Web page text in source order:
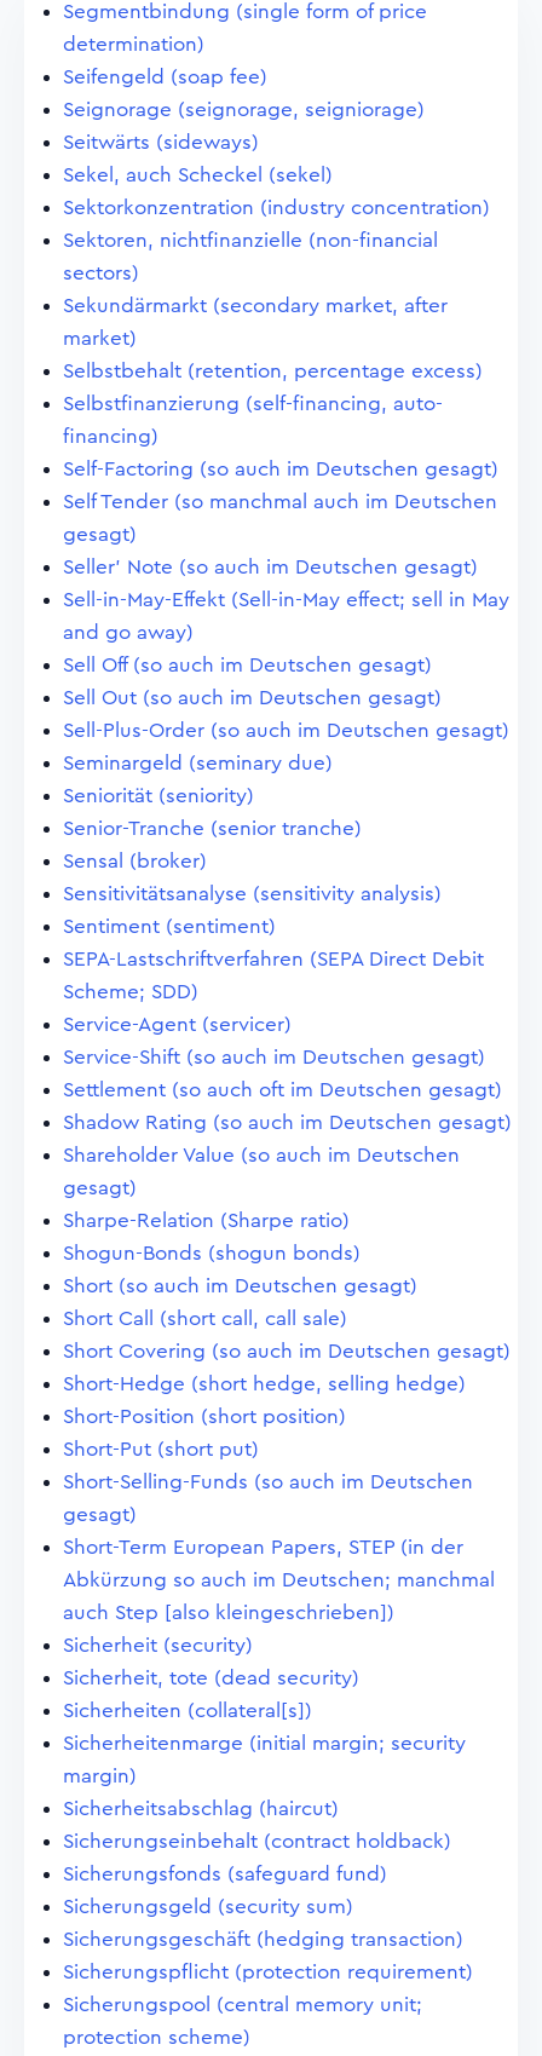
Segmentbindung (single form of price
determination)
Seifengeld (soap fee)
Seignorage (seignorage, seigniorage)
Seitwärts (sideways)
Sekel, auch Scheckel (sekel)
Sektorkonzentration (industry concentration)
Sektoren, nichtfinanzielle (non-financial
sectors)
Sekundärmarkt (secondary market, after
market)
Selbstbehalt (retention, percentage excess)
Selbstfinanzierung (self-financing, auto-
financing)
Self-Factoring (so auch im Deutschen gesagt)
Self Tender (so manchmal auch im Deutschen
gesagt)
Seller' Note (so auch im Deutschen gesagt)
Sell-in-May-Effekt (Sell-in-May effect; sell in May
and go away)
Sell Off (so auch im Deutschen gesagt)
Sell Out (so auch im Deutschen gesagt)
Sell-Plus-Order (so auch im Deutschen gesagt)
Seminargeld (seminary due)
Seniorität (seniority)
Senior-Tranche (senior tranche)
Sensal (broker)
Sensitivitätsanalyse (sensitivity analysis)
Sentiment (sentiment)
SEPA-Lastschriftverfahren (SEPA Direct Debit
Scheme; SDD)
Service-Agent (servicer)
Service-Shift (so auch im Deutschen gesagt)
Settlement (so auch oft im Deutschen gesagt)
Shadow Rating (so auch im Deutschen gesagt)
Shareholder Value (so auch im Deutschen
gesagt)
Sharpe-Relation (Sharpe ratio)
Shogun-Bonds (shogun bonds)
Short (so auch im Deutschen gesagt)
Short Call (short call, call sale)
Short Covering (so auch im Deutschen gesagt)
Short-Hedge (short hedge, selling hedge)
Short-Position (short position)
Short-Put (short put)
Short-Selling-Funds (so auch im Deutschen
gesagt)
Short-Term European Papers, STEP (in der
Abkürzung so auch im Deutschen; manchmal
auch Step [also kleingeschrieben])
Sicherheit (security)
Sicherheit, tote (dead security)
Sicherheiten (collateral[s])
Sicherheitenmarge (initial margin; security
margin)
Sicherheitsabschlag (haircut)
Sicherungseinbehalt (contract holdback)
Sicherungsfonds (safeguard fund)
Sicherungsgeld (security sum)
Sicherungsgeschäft (hedging transaction)
Sicherungspflicht (protection requirement)
Sicherungspool (central memory unit;
protection scheme)